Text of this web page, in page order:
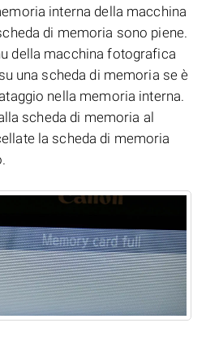
interna della macchina
di memoria sono piene.
della macchina fotografica
una scheda di memoria se è
nella memoria interna.
scheda di memoria al
la scheda di memoria